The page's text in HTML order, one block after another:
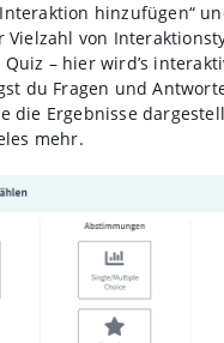
hinzufügen“
Vielzahl von
– hier wird’s
du Fragen und
die Ergebnisse
mehr.